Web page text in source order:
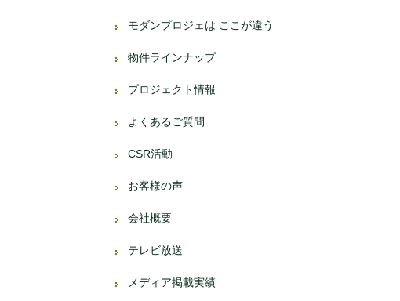
モダンプロジェは ここが違う
物件ラインナップ
プロジェクト情報
よくあるご質問
CSR活動
お客様の声
会社概要
テレビ放送
メディア掲載実績